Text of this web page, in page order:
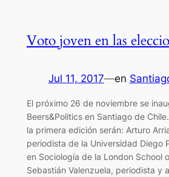
Voto joven en las
Jul 11, 2017—en
El próximo 26 de noviembre se
Beers&Politics en Santiago de
la primera edición serán: Arturo
periodista de la Universidad Diego
en Sociología de la London School
Sebastián Valenzuela, periodista y